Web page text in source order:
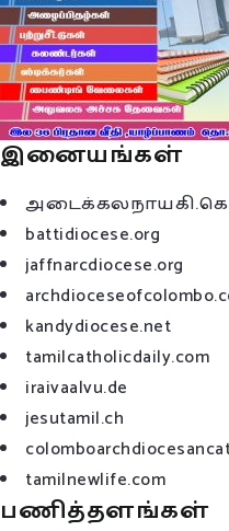
இனையங்கள்
battidiocese.org
jaffnarcdiocese.org
kandydiocese.net
tamilcatholicdaily.com
iraivaalvu.de
jesutamil.ch
tamilnewlife.com
பணித்தளங்கள்